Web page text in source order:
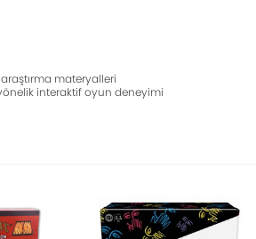
materyalleri
interaktif oyun deneyimi